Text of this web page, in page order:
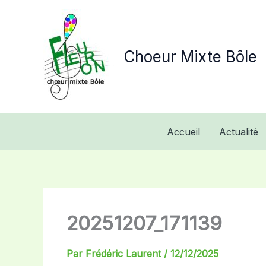
Choeur Mixte Bôle
Accueil Actualité
20251207_171139
Par Frédéric Laurent / 12/12/2025